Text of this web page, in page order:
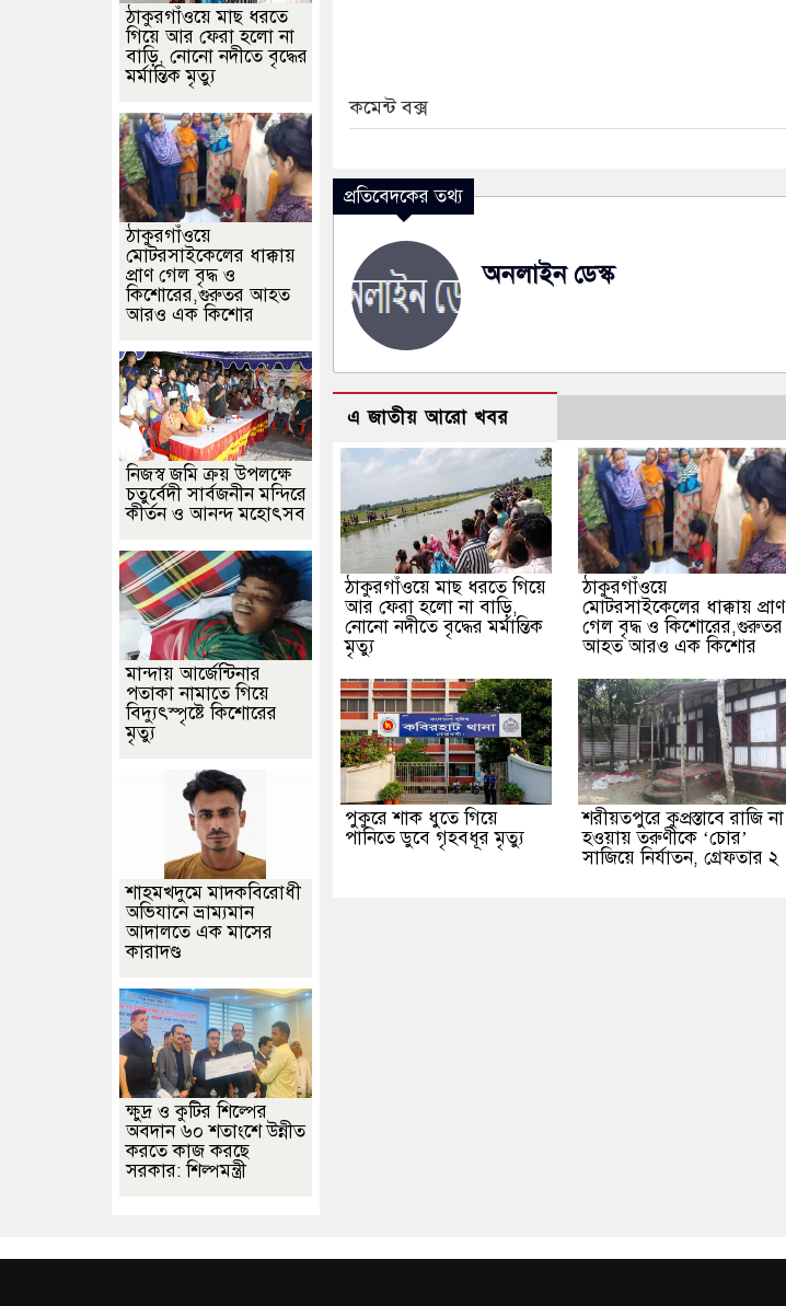
কমেন্ট বক্স
প্রতিবেদকের তথ্য
অনলাইন ডেস্ক
এ জাতীয় আরো খবর
ঠাকুরগাঁওয়ে মাছ ধরতে গিয়ে
আর ফেরা হলো না বাড়ি,
নোনো নদীতে বৃদ্ধের মর্মান্তিক
মৃত্যু
ঠাকুরগাঁওয়ে
মোটরসাইকেলের ধাক্কায় প্রাণ
গেল বৃদ্ধ ও কিশোরের,গুরুতর
আহত আরও এক কিশোর
পুকুরে শাক ধুতে গিয়ে
পানিতে ডুবে গৃহবধূর মৃত্যু
শরীয়তপুরে কুপ্রস্তাবে রাজি না
হওয়ায় তরুণীকে ‘চোর’
সাজিয়ে নির্যাতন, গ্রেফতার ২
ঠাকুরগাঁওয়ে মাছ ধরতে
গিয়ে আর ফেরা হলো না
বাড়ি, নোনো নদীতে বৃদ্ধের
মর্মান্তিক মৃত্যু
ঠাকুরগাঁওয়ে
মোটরসাইকেলের ধাক্কায়
প্রাণ গেল বৃদ্ধ ও
কিশোরের,গুরুতর আহত
আরও এক কিশোর
নিজস্ব জমি ক্রয় উপলক্ষে
চতুর্বেদী সার্বজনীন মন্দিরে
কীর্তন ও আনন্দ মহোৎসব
মান্দায় আর্জেন্টিনার
পতাকা নামাতে গিয়ে
বিদ্যুৎস্পৃষ্টে কিশোরের
মৃত্যু
শাহমখদুমে মাদকবিরোধী
অভিযানে ভ্রাম্যমান
আদালতে এক মাসের
কারাদণ্ড
ক্ষুদ্র ও কুটির শিল্পের
অবদান ৬০ শতাংশে উন্নীত
করতে কাজ করছে
সরকার: শিল্পমন্ত্রী